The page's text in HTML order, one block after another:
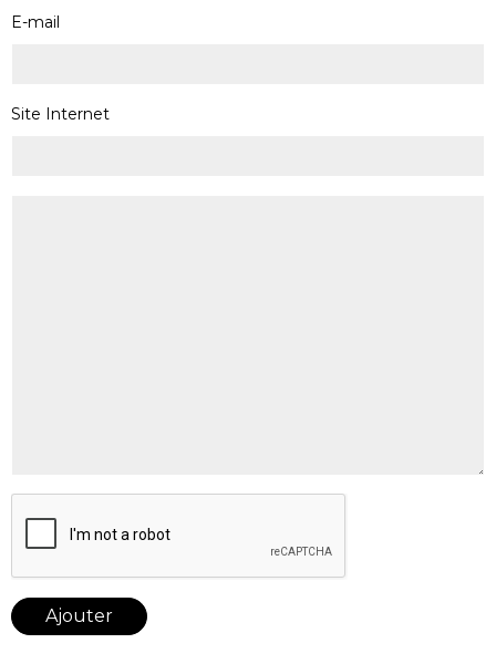
E-mail
Site Internet
Ajouter